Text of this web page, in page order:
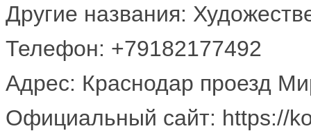
Другие названия:
Телефон: +79182177492
Адрес: Краснодар проезд
Официальный сайт: https://